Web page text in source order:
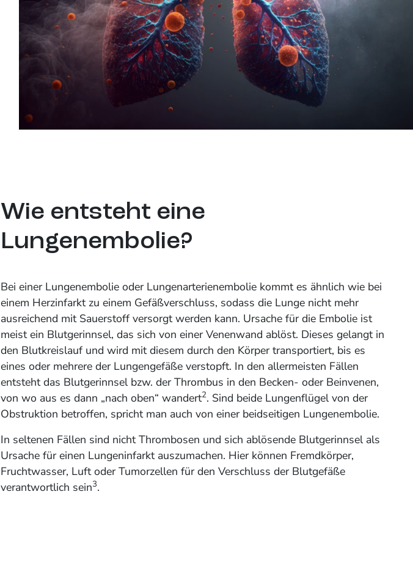
Wie entsteht eine
Lungenembolie?
Bei einer Lungenembolie oder Lungenarterienembolie kommt es ähnlich wie bei
einem Herzinfarkt zu einem Gefäßverschluss, sodass die Lunge nicht mehr
ausreichend mit Sauerstoff versorgt werden kann. Ursache für die Embolie ist
meist ein Blutgerinnsel, das sich von einer Venenwand ablöst. Dieses gelangt in
den Blutkreislauf und wird mit diesem durch den Körper transportiert, bis es
eines oder mehrere der Lungengefäße verstopft. In den allermeisten Fällen
entsteht das Blutgerinnsel bzw. der Thrombus in den Becken- oder Beinvenen,
von wo aus es dann „nach oben“ wandert2. Sind beide Lungenflügel von der
Obstruktion betroffen, spricht man auch von einer beidseitigen Lungenembolie.
In seltenen Fällen sind nicht Thrombosen und sich ablösende Blutgerinnsel als
Ursache für einen Lungeninfarkt auszumachen. Hier können Fremdkörper,
Fruchtwasser, Luft oder Tumorzellen für den Verschluss der Blutgefäße
verantwortlich sein3.